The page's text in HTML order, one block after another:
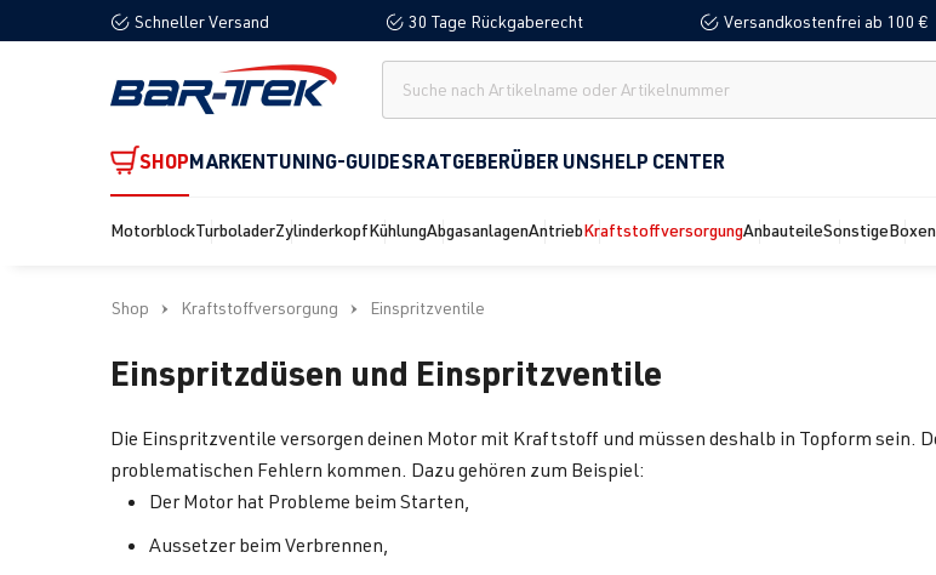
Zur Hauptnavigation springen
Schneller Versand 30 Tage Rückgaberecht Versandkostenfrei ab 100 €
SHOPMARKENTUNING-GUIDESRATGEBERÜBER UNSHELP CENTER
MotorblockTurboladerZylinderkopfKühlungAbgasanlagenAntriebKraftstoffversorgungAnbauteileSonstige
Shop Kraftstoffversorgung Einspritzventile
Einspritzdüsen und Einspritzventile
Die Einspritzventile versorgen deinen Motor mit Kraftstoff und müssen deshalb in Topform sein.
problematischen Fehlern kommen. Dazu gehören zum Beispiel:
Der Motor hat Probleme beim Starten,
Aussetzer beim Verbrennen,